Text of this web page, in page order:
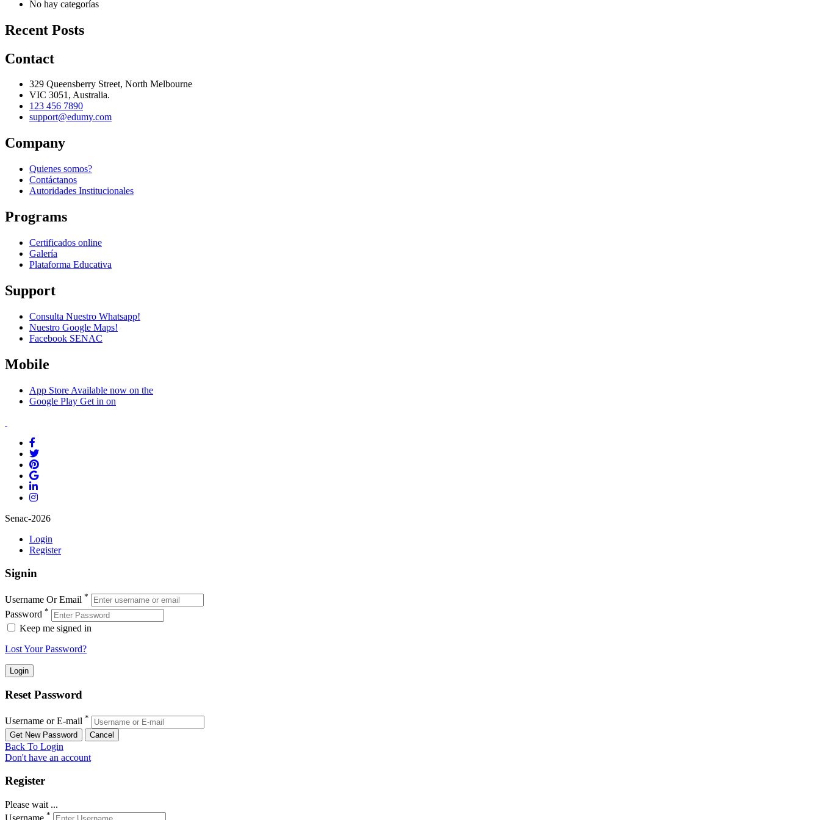
No hay categorías
Recent Posts
Contact
329 Queensberry Street, North Melbourne
VIC 3051, Australia.
123 456 7890
support@edumy.com
Company
Quienes somos?
Contáctanos
Autoridades Institucionales
Programs
Certificados online
Galería
Plataforma Educativa
Support
Consulta Nuestro Whatsapp!
Nuestro Google Maps!
Facebook SENAC
Mobile
App Store Available now on the
Google Play Get in on
Senac-2026
Login
Register
Signin
Username Or Email *
Password *
Keep me signed in
Lost Your Password?
Reset Password
Username or E-mail *
Back To Login
Don't have an account
Register
Please wait ...
*